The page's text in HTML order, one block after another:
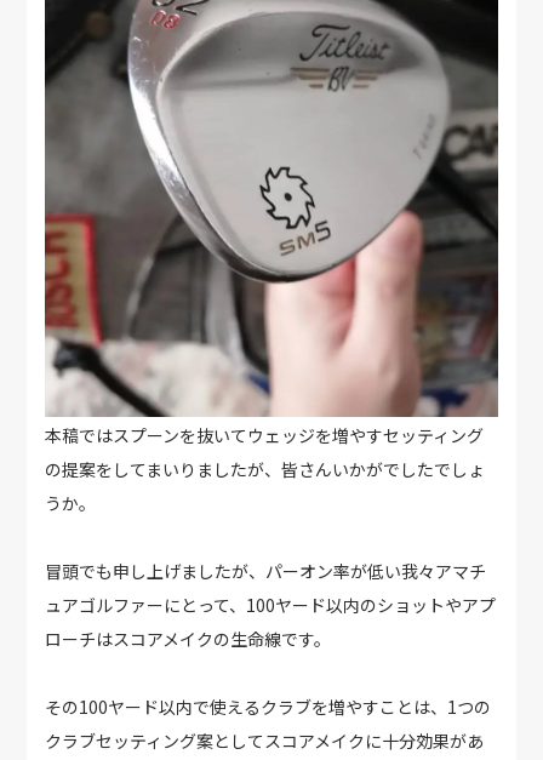
本稿ではスプーンを抜いてウェッジを増やすセッティング
の提案をしてまいりましたが、皆さんいかがでしたでしょ
うか。
冒頭でも申し上げましたが、パーオン率が低い我々アマチ
ュアゴルファーにとって、100ヤード以内のショットやアプ
ローチはスコアメイクの生命線です。
その100ヤード以内で使えるクラブを増やすことは、1つの
クラブセッティング案としてスコアメイクに十分効果があ